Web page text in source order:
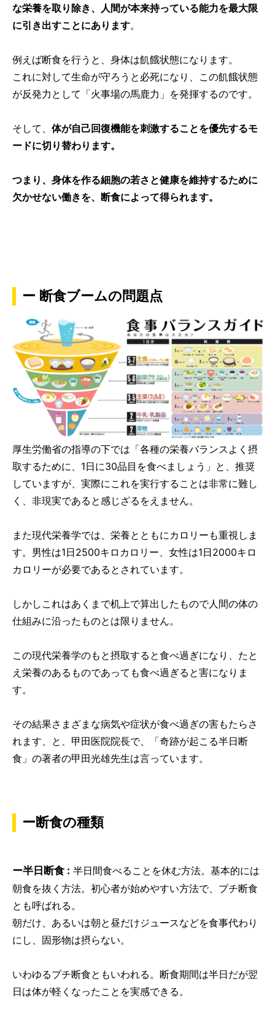
な栄養を取り除き、人間が本来持っている能力を最大限
に引き出すことにあります。
例えば断食を行うと、身体は飢餓状態になります。
これに対して生命が守ろうと必死になり、この飢餓状態
が反発力として「火事場の馬鹿力」を発揮するのです。
そして、 体が自己回復機能を刺激することを優先するモ
ードに切り替わります。
つまり、身体を作る細胞の若さと健康を維持するために
欠かせない働きを、断食によって得られます。
ー 断食ブームの問題点
厚生労働省の指導の下では「各種の栄養バランスよく摂
取するために、1日に30品目を食べましょう」と、推奨
していますが、実際にこれを実行することは非常に難し
く、非現実であると感じざるをえません。
また現代栄養学では、栄養とともにカロリーも重視しま
す。男性は1日2500キロカロリー、女性は1日2000キロ
カロリーが必要であるとされています。
しかしこれはあくまで机上で算出したもので人間の体の
仕組みに沿ったものとは限りません。
この現代栄養学のもと摂取すると食べ過ぎになり、たと
え栄養のあるものであっても食べ過ぎると害になりま
す。
その結果さまざまな病気や症状が食べ過ぎの害もたらさ
れます、と、甲田医院院長で、「奇跡が起こる半日断
食」の著者の甲田光雄先生は言っています。
ー断食の種類
ー半日断食 : 半日間食べることを休む方法。基本的には
朝食を抜く方法。初心者が始めやすい方法で、プチ断食
とも呼ばれる。
朝だけ、あるいは朝と昼だけジュースなどを食事代わり
にし、固形物は摂らない。
いわゆるプチ断食ともいわれる。断食期間は半日だが翌
日は体が軽くなったことを実感できる。